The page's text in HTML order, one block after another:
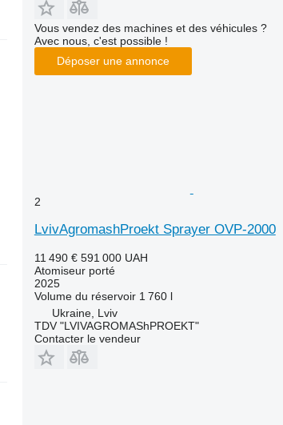
Vous vendez des machines et des véhicules ?
Avec nous, c'est possible !
Déposer une annonce
2
LvivAgromashProekt Sprayer OVP-2000
11 490 € 591 000 UAH
Atomiseur porté
2025
Volume du réservoir 1 760 l
Ukraine, Lviv
TDV "LVIVAGROMAShPROEKT"
Contacter le vendeur